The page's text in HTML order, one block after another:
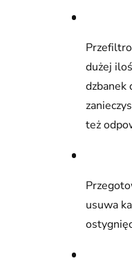
dużej
dzbanek
też
usuwa